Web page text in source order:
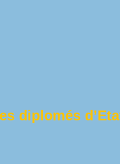
diplomés